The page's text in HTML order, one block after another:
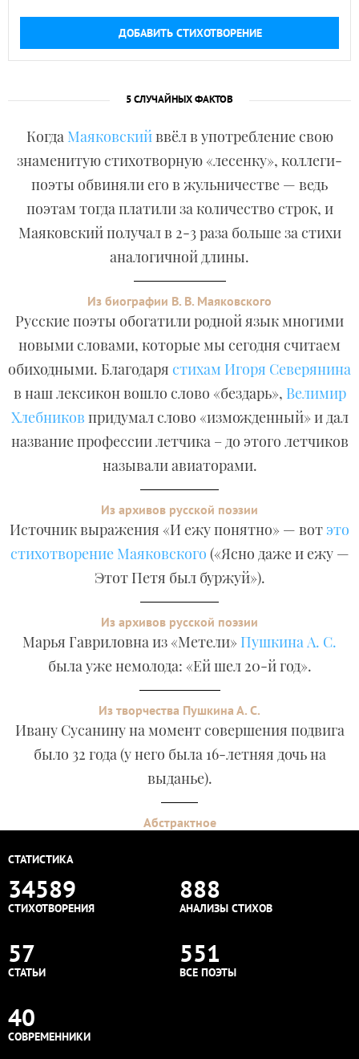
ДОБАВИТЬ СТИХОТВОРЕНИЕ
5 СЛУЧАЙНЫХ ФАКТОВ
Когда Маяковскийввёл в употребление свою
знаменитую стихотворную «лесенку», коллеги-
поэты обвиняли его в жульничестве — ведь
поэтам тогда платили за количество строк, и
Маяковский получал в 2-3 раза больше за стихи
аналогичной длины.
Из биографии В. В. Маяковского
Русские поэты обогатили родной язык многими
новыми словами, которые мы сегодня считаем
обиходными. Благодаря стихам Игоря Северянина
в наш лексикон вошло слово «бездарь», Велимир
Хлебников придумал слово «изможденный» и дал
название профессии летчика – до этого летчиков
называли авиаторами.
Из архивов русской поэзии
Источник выражения «И ежу понятно» — вот это
стихотворение Маяковского («Ясно даже и ежу —
Этот Петя был буржуй»).
Из архивов русской поэзии
Марья Гавриловна из «Метели» Пушкина А. С.
была уже немолода: «Ей шел 20-й год».
Из творчества Пушкина А. С.
Ивану Сусанину на момент совершения подвига
было 32 года (у него была 16-летняя дочь на
выданье).
Абстрактное
СТАТИСТИКА
34589
СТИХОТВОРЕНИЯ
888
АНАЛИЗЫ СТИХОВ
57
СТАТЬИ
551
ВСЕ ПОЭТЫ
40
СОВРЕМЕННИКИ